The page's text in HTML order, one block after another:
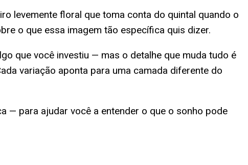
levemente floral que toma conta do quintal quando o
o que essa imagem tão específica quis dizer.
que você investiu — mas o detalhe que muda tudo é
variação aponta para uma camada diferente do
— para ajudar você a entender o que o sonho pode